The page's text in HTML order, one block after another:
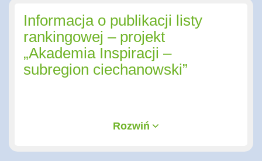
Informacja o publikacji listy
rankingowej – projekt
„Akademia Inspiracji –
subregion ciechanowski”
Rozwiń